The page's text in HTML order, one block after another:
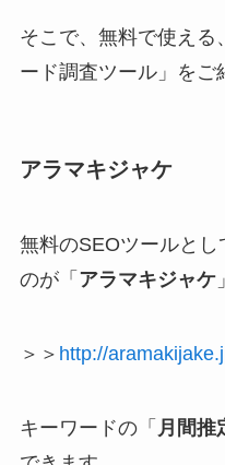
そこで、無料で使える
ード調査ツール」をご
アラマキジャケ
無料のSEOツールと
のが「 アラマキジャケ
＞＞ http://
キーワードの「 月間推